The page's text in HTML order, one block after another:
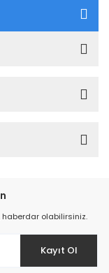
olabilirsiniz.
Kayıt Ol